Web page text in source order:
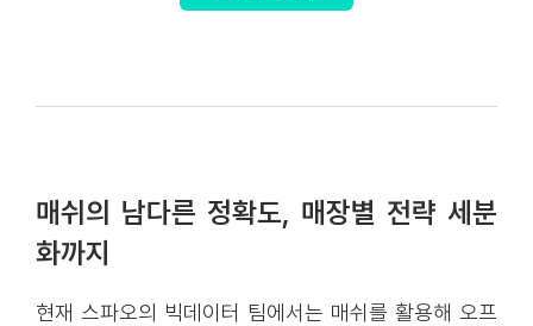
매쉬의 남다른 정확도, 매장별 전략 세분
화까지
현재 스파오의 빅데이터 팀에서는 매쉬를 활용해 오프